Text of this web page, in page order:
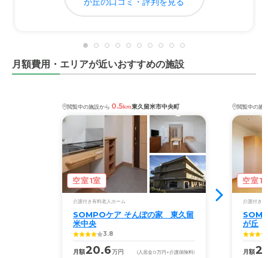
月額費用・エリアが近いおすすめの施設
閲覧中の施設から 0.5km東久留米市中央町
空室1室
介護付き有料老人ホーム
SOMPOケア そんぽの家 東久留
米中央
3.8
月額20.6万円 (入居金0万円 +介護保険料)
閲覧中の施
空室1
介護付き有
が丘
月額